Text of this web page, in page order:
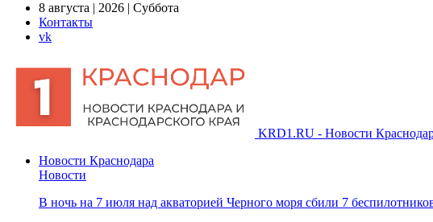
8 августа | 2026 | Суббота
Контакты
vk
KRD1.RU - Новости
Новости Краснодара
Новости
В ночь на 7 июля над акваторией Черного моря сбили 7